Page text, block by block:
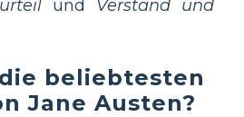
und Verstand und
beliebtesten
Jane Austen?